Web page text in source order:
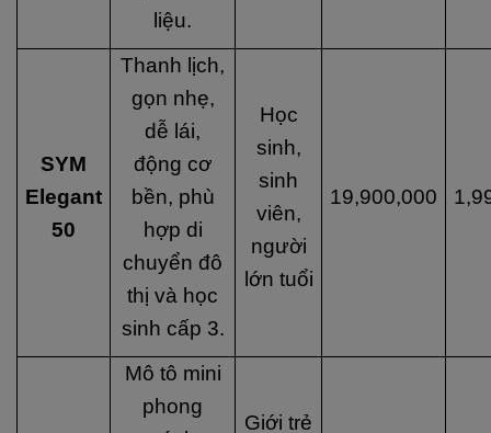
liệu.
SYM
Elegant
50
Thanh lịch,
gọn nhẹ,
dễ lái,
động cơ
bền, phù
hợp di
chuyển đô
thị và học
sinh cấp 3.
Học
sinh,
sinh
viên,
người
lớn tuổi
19,900,000
Mô tô mini
phong
Giới trẻ